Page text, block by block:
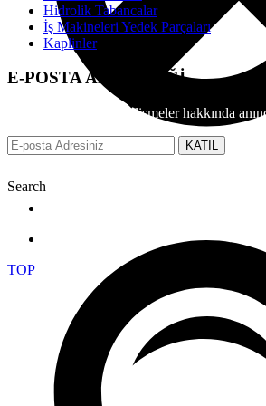
Search
Hidrolik Tabancalar
İş Makineleri Yedek Parçaları
Kaplinler
E-POSTA ABONELİĞİ
EFS üzerinden tüm gelişmeler hakkında
KATIL
TOP